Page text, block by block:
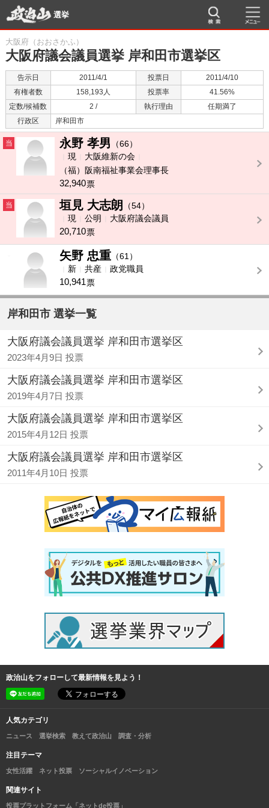
選挙
大阪府（おおさかふ）
大阪府議会議員選挙 岸和田市選挙区
告示日 2011/4/1 投票日
2011/4/10
有権者数
158,193人 投票率
41.56%
定数/候補数
2 / 執行理由
任期満了
行政区
岸和田市
当 永野 孝男
（66）
現
大阪維新の会
（福）阪南福祉事業会理事長
32,940票
当 垣見 大志朗
（54）
現
公明 大阪府議会議員
20,710票
矢野 忠重 （61）
新
共産 政党職員
10,941票
岸和田市 選挙一覧
大阪府議会議員選挙 岸和田市選挙区
2023年4月9日 投票
大阪府議会議員選挙 岸和田市選挙区
2019年4月7日 投票
大阪府議会議員選挙 岸和田市選挙区
2015年4月12日 投票
大阪府議会議員選挙 岸和田市選挙区
2011年4月10日 投票
政治山をフォローして最新情報を見よう！
人気カテゴリ
ニュース 選挙検索 教えて政治山 調査・分析
注目テーマ
女性活躍 ネット投票 ソーシャルイノベーション
関連サイト
投票プラットフォーム「ネットde投票」